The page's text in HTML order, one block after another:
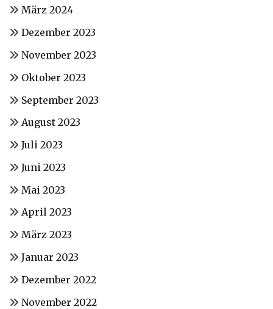
März 2024
Dezember 2023
November 2023
Oktober 2023
September 2023
August 2023
Juli 2023
Juni 2023
Mai 2023
April 2023
März 2023
Januar 2023
Dezember 2022
November 2022